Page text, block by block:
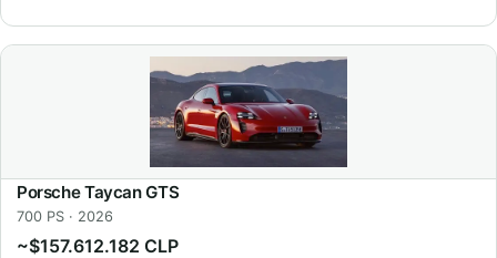
Porsche Taycan GTS
700 PS · 2026
~$157.612.182 CLP